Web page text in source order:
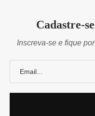
Cadastre-
Inscreva-se e fique